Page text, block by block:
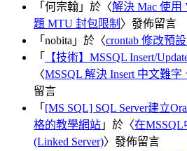
「 何宗翰 」於〈解決 Mac 使用
題 MTU 封包限制 〉發佈留言
「 nobita 」於〈crontab 修改預
「
【技術】MSSQL Insert/
〈MSSQL 解決 Insert 中文難字
留言
「 [MS SQL] SQL Server建立
格的教學網站 」於〈在
(Linked Server)〉發佈留言